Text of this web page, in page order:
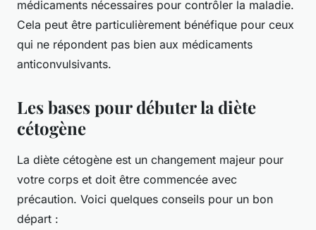
médicaments nécessaires pour contrôler la maladie.
Cela peut être particulièrement bénéfique pour ceux
qui ne répondent pas bien aux médicaments
anticonvulsivants.
Les bases pour débuter la diète
cétogène
La diète cétogène est un changement majeur pour
votre corps et doit être commencée avec
précaution. Voici quelques conseils pour un bon
départ :